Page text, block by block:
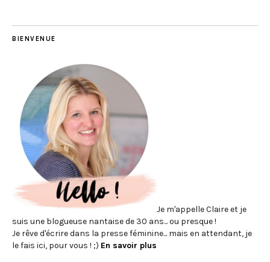
BIENVENUE
Je m'appelle Claire et je
suis une blogueuse nantaise de 30 ans... ou presque !
Je rêve d'écrire dans la presse féminine... mais en attendant, je
le fais ici, pour vous ! ;) En savoir plus